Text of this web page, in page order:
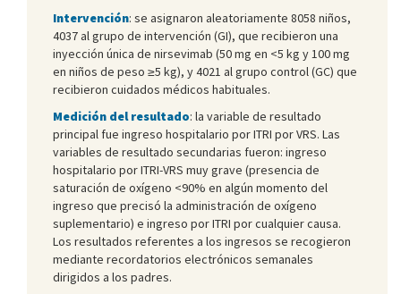
Intervención: se asignaron aleatoriamente 8058 niños,
4037 al grupo de intervención (GI), que recibieron una
inyección única de nirsevimab (50 mg en <5 kg y 100 mg
en niños de peso ≥5 kg), y 4021 al grupo control (GC) que
recibieron cuidados médicos habituales.
Medición del resultado: la variable de resultado
principal fue ingreso hospitalario por ITRI por VRS. Las
variables de resultado secundarias fueron: ingreso
hospitalario por ITRI-VRS muy grave (presencia de
saturación de oxígeno <90% en algún momento del
ingreso que precisó la administración de oxígeno
suplementario) e ingreso por ITRI por cualquier causa.
Los resultados referentes a los ingresos se recogieron
mediante recordatorios electrónicos semanales
dirigidos a los padres.